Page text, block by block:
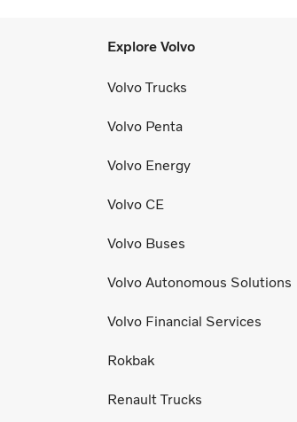
Explore Volvo
Volvo Trucks
Volvo Penta
Volvo Energy
Volvo CE
Volvo Buses
Volvo Autonomous Solutions
Volvo Financial Services
Rokbak
Renault Trucks